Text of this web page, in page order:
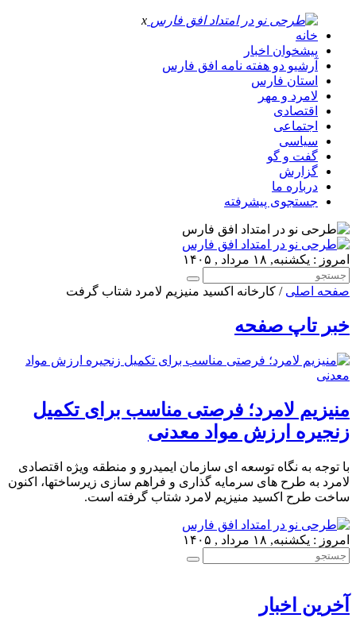
x
خانه
پیشخوان اخبار
آرشیو دو هفته نامه افق فارس
استان فارس
لامرد و مهر
اقتصادی
اجتماعی
سیاسی
گفت و گو
گزارش
درباره ما
جستجوی پیشرفته
امروز : یکشنبه, ۱۸ مرداد , ۱۴۰۵
صفحه اصلی / کارخانه اکسید منیزیم لامرد شتاب گرفت
خبر تاپ صفحه
منیزیم لامرد؛ فرصتی مناسب برای تکمیل
زنجیره ارزش مواد معدنی
با توجه به نگاه توسعه ای سازمان ایمیدرو و منطقه ویژه اقتصادی
لامرد به طرح های سرمایه گذاری و فراهم سازی زیرساختها، اکنون
ساخت طرح اکسید منیزیم لامرد شتاب گرفته است.
امروز : یکشنبه, ۱۸ مرداد , ۱۴۰۵
آخرین اخبار